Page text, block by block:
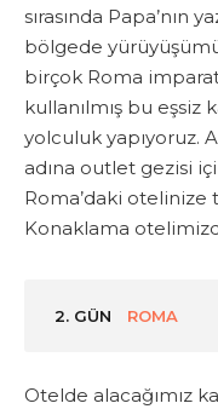
sırasında Papa’nın
bölgede
birçok Roma
kullanılmış bu
yolculuk yapıyoruz.
adına outlet gezisi
Roma’daki otelinize
Konaklama
2. GÜN ROMA
Otelde alacağımız